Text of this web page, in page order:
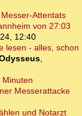
Attentats
von 27:03
12:40
lesen - alles, schon
,
Minuten
Messerattacke
und Notarzt